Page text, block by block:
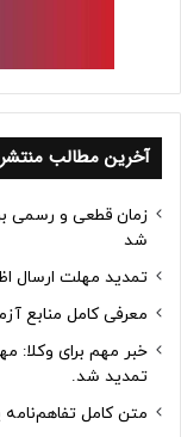
آخرین مطالب
شد
تمدید مهلت ارسال
معرفی کامل منابع آزمون وکالت 1405
تمدید شد.
متن کامل